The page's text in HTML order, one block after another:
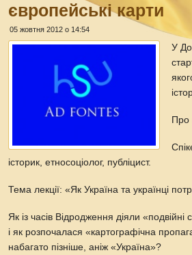
європейські карти
05 жовтня 2012 о 14:54
У
Про
історик, етносоціолог, публіцист.
Тема лекції: «Як Україна та українці
Як із часів Відродження діяли
і як розпочалася «картографічна
набагато пізніше, аніж «Україна»?